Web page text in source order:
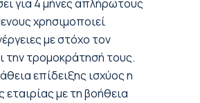
για 4 μήνες απλήρωτους
χρησιμοποιεί
με στόχο τον
την τρομοκράτησή τους.
επίδειξης ισχύος η
εταιρίας με τη βοήθεια